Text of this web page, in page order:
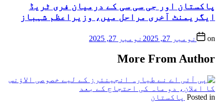
پاکستان اور جی سی سی کے درمیان فری ٹریڈ
ایگریمنٹ آخری مراحل میں، وزیراعظم شہباز
on نومبر 27, 2025 نومبر 27, 2025
More From Author
Posted in پاکستان